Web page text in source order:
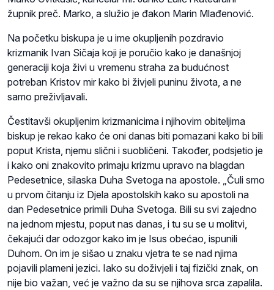
župnik preč. Marko, a služio je đakon Marin Mlađenović.
Na početku biskupa je u ime okupljenih pozdravio
krizmanik Ivan Sičaja koji je poručio kako je današnjoj
generaciji koja živi u vremenu straha za budućnost
potreban Kristov mir kako bi živjeli puninu života, a ne
samo preživljavali.
Čestitavši okupljenim krizmanicima i njihovim obiteljima
biskup je rekao kako će oni danas biti pomazani kako bi bili
poput Krista, njemu slični i suobličeni. Također, podsjetio je
i kako oni znakovito primaju krizmu upravo na blagdan
Pedesetnice, silaska Duha Svetoga na apostole. „Čuli smo
u prvom čitanju iz Djela apostolskih kako su apostoli na
dan Pedesetnice primili Duha Svetoga. Bili su svi zajedno
na jednom mjestu, poput nas danas, i tu su se u molitvi,
čekajući dar odozgor kako im je Isus obećao, ispunili
Duhom. On im je sišao u znaku vjetra te se nad njima
pojavili plameni jezici. Iako su doživjeli i taj fizički znak, on
nije bio važan, već je važno da su se njihova srca zapalila.